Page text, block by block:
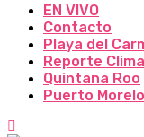
EN VIVO
Contacto
Playa del
Reporte Clima
Quintana Roo
Puerto